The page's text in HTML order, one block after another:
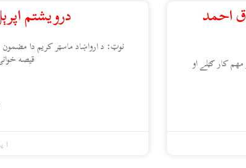
احمد
کار ګڼلے او
درويشتم
نوټ: د ارواښاد ماسټر کريم دا
قيصه